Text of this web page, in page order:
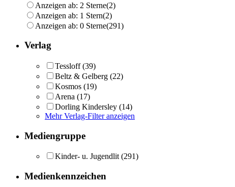
Anzeigen ab: 2 Sterne(2)
Anzeigen ab: 1 Stern(2)
Anzeigen ab: 0 Sterne(291)
Verlag
Tessloff (39)
Beltz & Gelberg (22)
Kosmos (19)
Arena (17)
Dorling Kindersley (14)
Mehr Verlag-Filter anzeigen
Mediengruppe
Kinder- u. Jugendlit (291)
Medienkennzeichen